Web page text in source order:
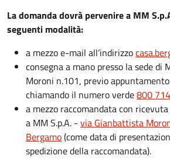
La domanda dovrà pervenire a MM
seguenti modalità:
a mezzo e-mail all’indirizzo
consegna a mano presso la sede di
Moroni n.101, previo
chiamando il numero verde800
a mezzo raccomandata con
a MM S.p.A. - via Gianbattista
Bergamo(come data di
spedizione della raccomandata).